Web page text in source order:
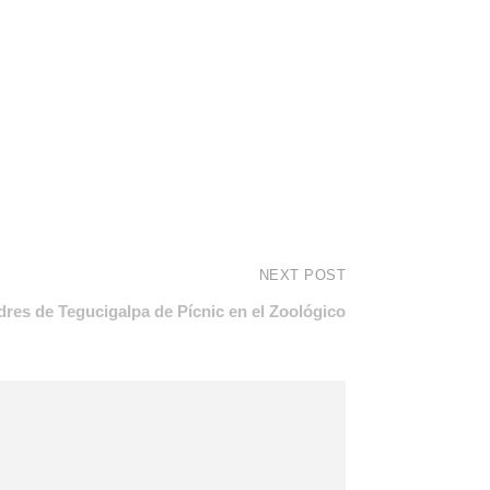
NEXT POST
de Tegucigalpa de Pícnic en el Zoológico